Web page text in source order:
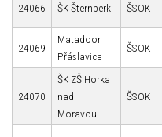
24066 ŠK Šternberk ŠSOK
24069
Matadoor
Přáslavice
ŠSOK
24070
ŠK ZŠ Horka
nad
Moravou
ŠSOK